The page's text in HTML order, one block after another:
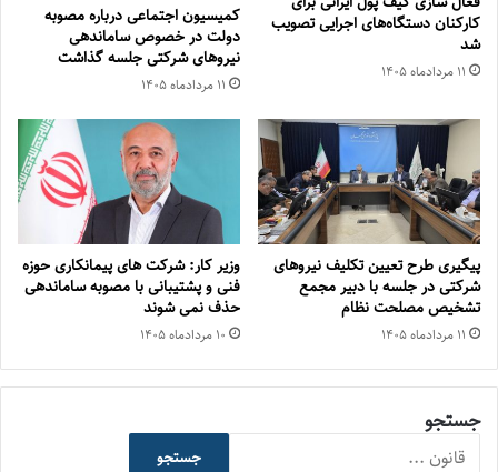
کارکنان دستگاه‌های اجرایی تصویب
شد
۱۱ مرداد‌ماه ۱۴۰۵
کمیسیون اجتماعی درباره مصوبه
دولت در خصوص ساماندهی
نیروهای شرکتی جلسه گذاشت
۱۱ مرداد‌ماه ۱۴۰۵
پیگیری طرح تعیین تکلیف نیروهای
شرکتی در جلسه با دبیر مجمع
تشخیص مصلحت نظام
۱۱ مرداد‌ماه ۱۴۰۵
وزیر کار: شرکت های پیمانکاری حوزه
فنی و پشتیبانی با مصوبه ساماندهی
حذف نمی شوند
۱۰ مرداد‌ماه ۱۴۰۵
جستجو
جستجو